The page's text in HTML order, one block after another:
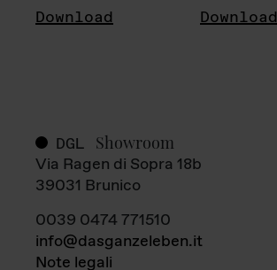
Download Download
DGL Showroom
Via Ragen di Sopra 18b
39031 Brunico
0039 0474 771510
info@dasganzeleben.it
Note legali